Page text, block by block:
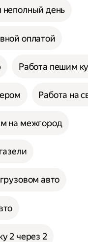
неполный день
оплатой
Работа пешим
Работа на
на межгород
авто
2 через 2